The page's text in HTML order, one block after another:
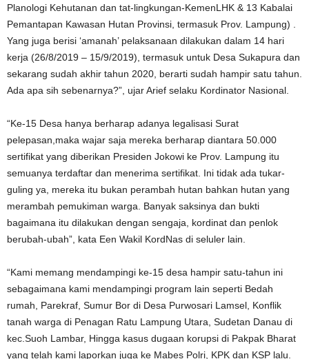
Planologi Kehutanan dan tat-lingkungan-KemenLHK & 13 Kabalai
Pemantapan Kawasan Hutan Provinsi, termasuk Prov. Lampung) .
Yang juga berisi ‘amanah’ pelaksanaan dilakukan dalam 14 hari
kerja (26/8/2019 – 15/9/2019), termasuk untuk Desa Sukapura dan
sekarang sudah akhir tahun 2020, berarti sudah hampir satu tahun.
Ada apa sih sebenarnya?”, ujar Arief selaku Kordinator Nasional.
“Ke-15 Desa hanya berharap adanya legalisasi Surat
pelepasan,maka wajar saja mereka berharap diantara 50.000
sertifikat yang diberikan Presiden Jokowi ke Prov. Lampung itu
semuanya terdaftar dan menerima sertifikat. Ini tidak ada tukar-
guling ya, mereka itu bukan perambah hutan bahkan hutan yang
merambah pemukiman warga. Banyak saksinya dan bukti
bagaimana itu dilakukan dengan sengaja, kordinat dan penlok
berubah-ubah”, kata Een Wakil KordNas di seluler lain.
“Kami memang mendampingi ke-15 desa hampir satu-tahun ini
sebagaimana kami mendampingi program lain seperti Bedah
rumah, Parekraf, Sumur Bor di Desa Purwosari Lamsel, Konflik
tanah warga di Penagan Ratu Lampung Utara, Sudetan Danau di
kec.Suoh Lambar, Hingga kasus dugaan korupsi di Pakpak Bharat
yang telah kami laporkan juga ke Mabes Polri, KPK dan KSP lalu.